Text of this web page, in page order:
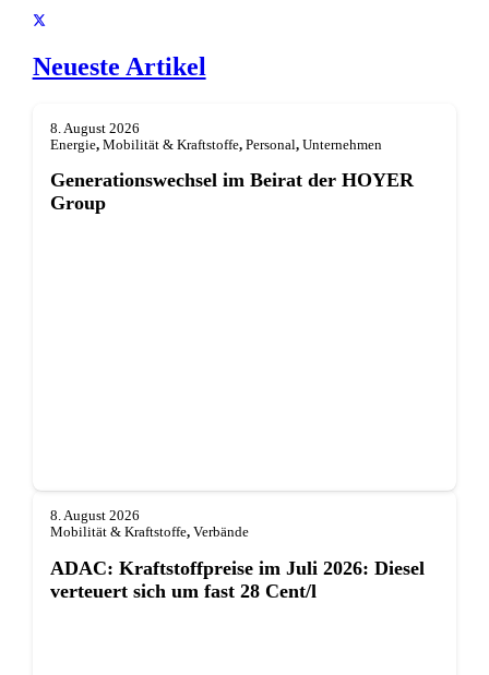
Neueste Artikel
8. August 2026
Energie, Mobilität & Kraftstoffe, Personal, Unternehmen
Generationswechsel im Beirat der HOYER
Group
8. August 2026
Mobilität & Kraftstoffe, Verbände
ADAC: Kraftstoffpreise im Juli 2026: Diesel
verteuert sich um fast 28 Cent/l